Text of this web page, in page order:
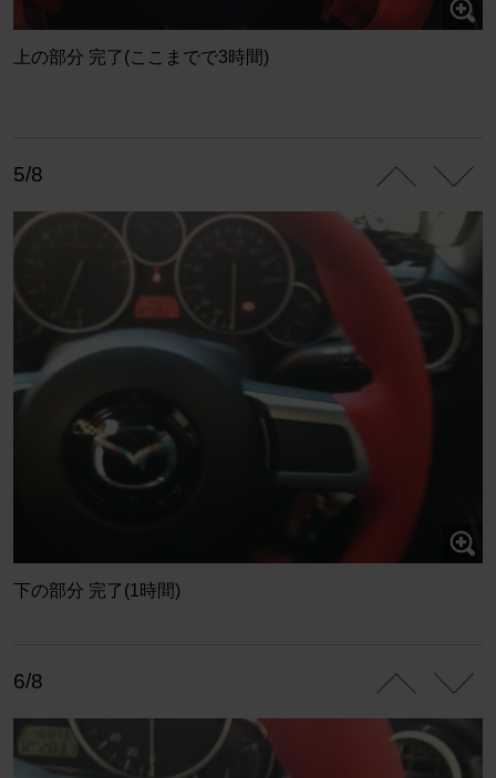
上の部分 完了(ここまでで3時間)
5/8
下の部分 完了(1時間)
6/8